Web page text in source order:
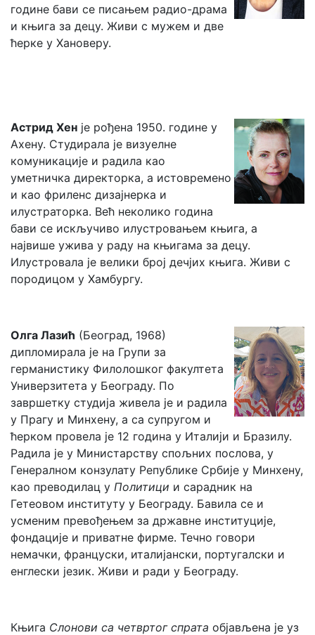
године бави се писањем радио-драма
и књига за децу. Живи с мужем и две
ћерке у Хановеру.
Астрид Хен је рођена 1950. године у
Ахену. Студирала је визуелне
комуникације и радила као
уметничка директорка, а истовремено
и као фриленс дизајнерка и
илустраторка. Већ неколико година
бави се искључиво илустровањем књига, а
највише ужива у раду на књигама за децу.
Илустровала је велики број дечјих књига. Живи с
породицом у Хамбургу.
Олга Лазић (Београд, 1968)
дипломирала је на Групи за
германистику Филолошког факултета
Универзитета у Београду. По
завршетку студија живела је и радила
у Прагу и Минхену, а са супругом и
ћерком провела је 12 година у Италији и Бразилу.
Радила је у Министарству спољних послова, у
Генералном конзулату Републике Србије у Минхену,
као преводилац у Политици и сарадник на
Гетеовом институту у Београду. Бавила се и
усменим превођењем за државне институције,
фондације и приватне фирме. Течно говори
немачки, француски, италијански, португалски и
енглески језик. Живи и ради у Београду.
Књига Слонови са четвртог спрата објављена је уз